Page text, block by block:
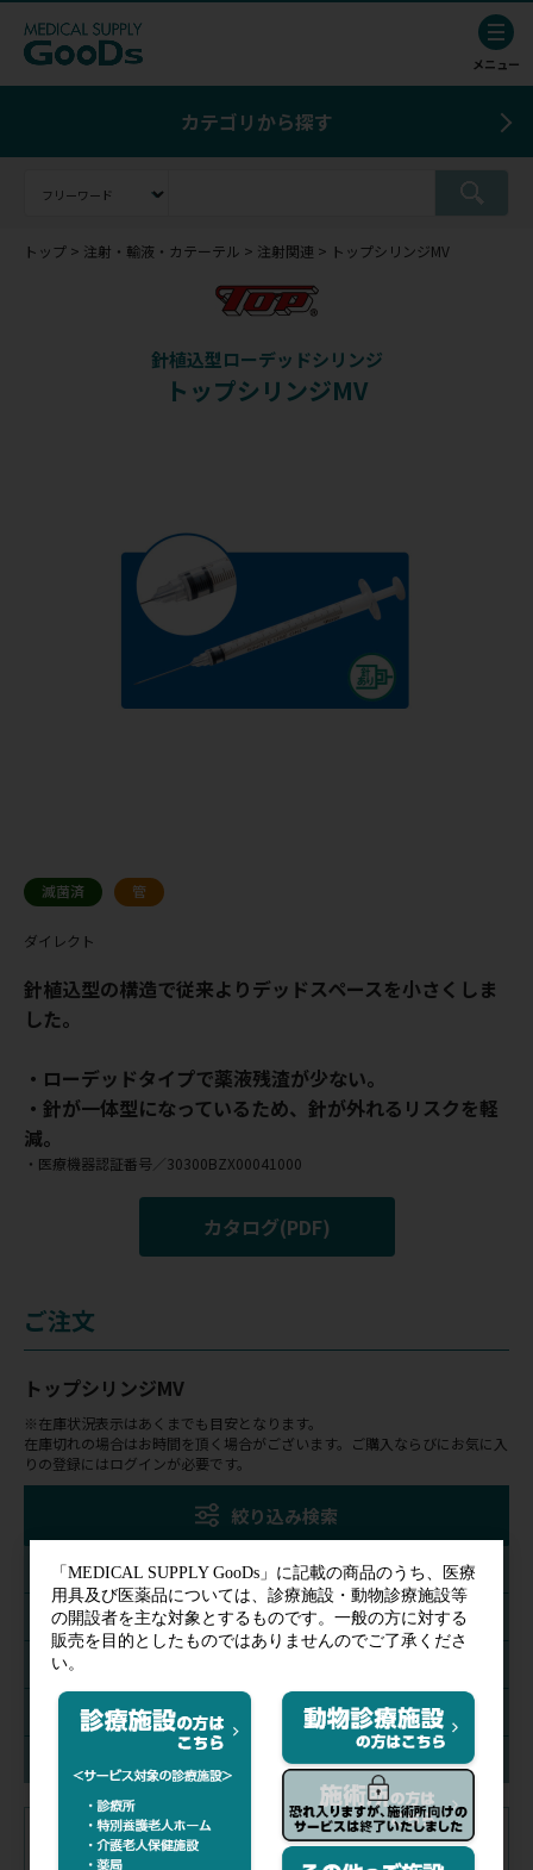
カテゴリから探す
トップ 注射・輸液・カテーテル 注射関連 トップシリンジMV
針植込型ローデッドシリンジ
トップシリンジMV
滅菌済 管
ダイレクト
針植込型の構造で従来よりデッドスペースを小さくしま
した。
・ローデッドタイプで薬液残渣が少ない。
・針が一体型になっているため、針が外れるリスクを軽
減。
・医療機器認証番号／30300BZX00041000
カタログ(PDF)
ご注文
トップシリンジMV
※在庫状況表示はあくまでも目安となります。
在庫切れの場合はお時間を頂く場合がございます。ご購入ならびにお気に入
りの登録にはログインが必要です。
絞り込み検索
品番
容量(mL)
注文コード（メーカー品番）